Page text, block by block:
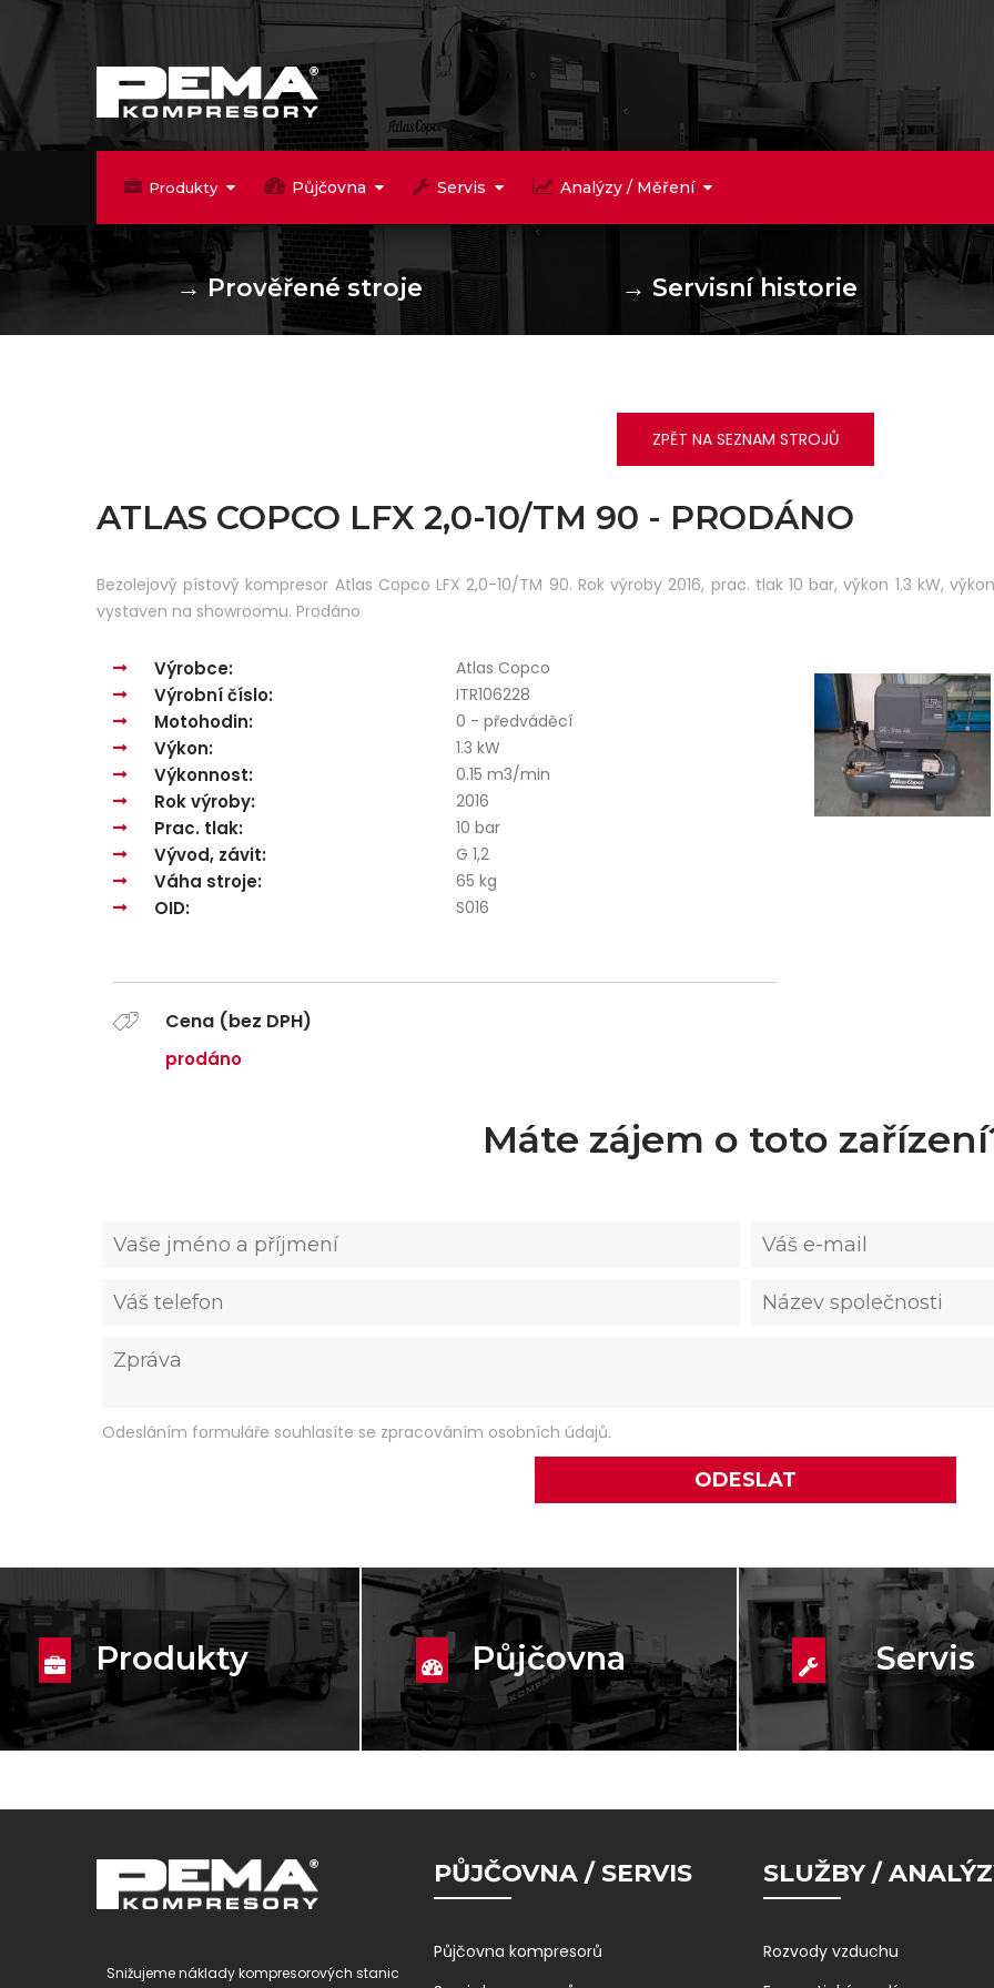
Produkty Půjčovna Servis Analýzy / Měření
→Prověřené stroje → Servisní historie
ZPĚT NA SEZNAM STROJŮ
ATLAS COPCO LFX 2,0-10/TM 90 - PRODÁNO
Bezolejový pístový kompresor Atlas Copco LFX 2,0-10/TM 90. Rok výroby 2016, prac. tlak 10 bar, výkon 1.3 kW,
vystaven na showroomu. Prodáno
Výrobce:
Výrobní číslo:
Motohodin:
Výkon:
Výkonnost:
Rok výroby:
Prac. tlak:
Vývod, závit:
Váha stroje:
OID:
Atlas Copco
ITR106228
0 - předváděcí
1.3 kW
0.15 m3/min
2016
10 bar
G 1,2
65 kg
S016
Cena (bez DPH)
prodáno
Máte zájem o toto
Odesláním formuláře souhlasíte se zpracováním osobních údajů.
Produkty Půjčovna Servis
Snižujeme náklady kompresorových stanic
PŮJČOVNA / SERVIS
Půjčovna kompresorů
SLUŽBY /
Rozvody vzduchu